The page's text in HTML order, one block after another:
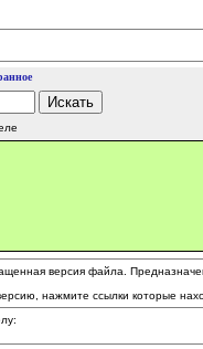
версия файла.
нажмите ссылки которые